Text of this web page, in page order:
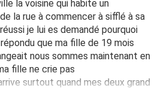
la voisine qui habite un
la rue à commencer à sifflé à sa
je lui es demandé pourquoi
que ma fille de 19 mois
nous sommes maintenant en
fille ne crie pas
surtout quand mes deux grand